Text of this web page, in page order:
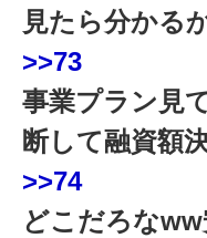
見たら分かる
>>73
事業プラン見
断して融資額
>>74
どこだろな